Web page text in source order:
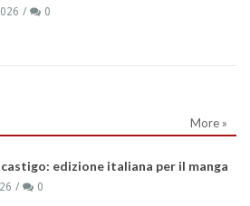
0
More »
edizione italiana per il manga
0